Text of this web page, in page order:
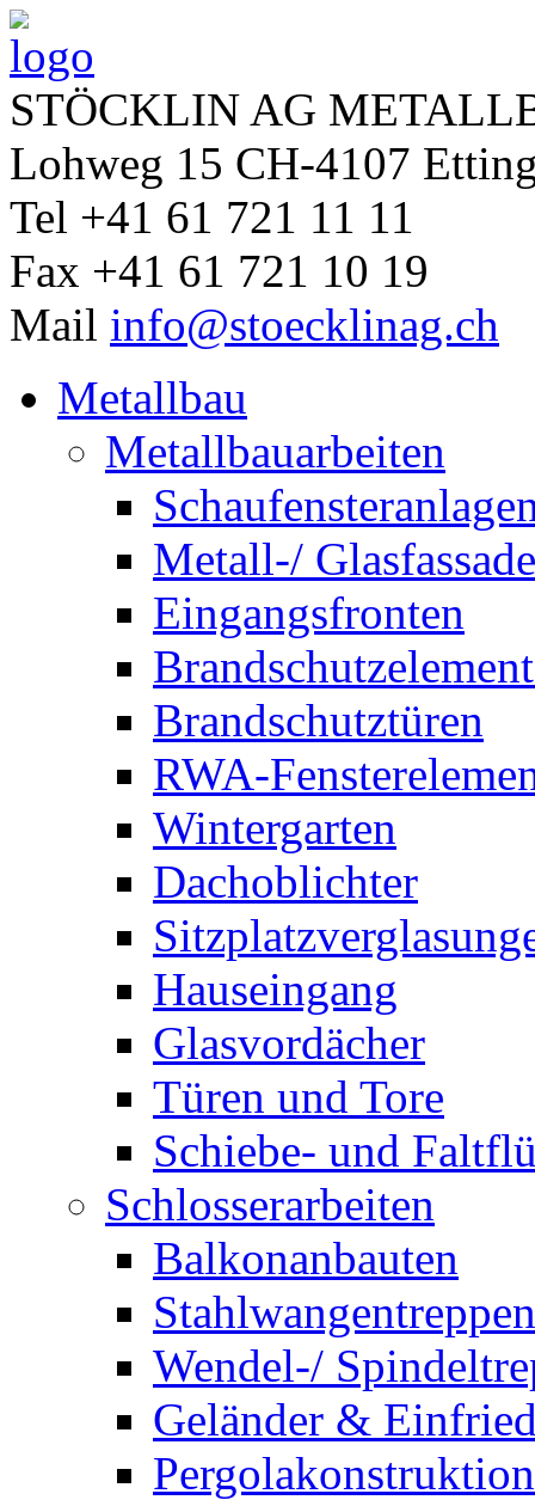
STÖCKLIN AG
Lohweg 15 CH-4107
Tel +41 61 721 11 11
Fax +41 61 721 10 19
Mail info@stoecklinag.ch
Metallbau
Metallbauarbeiten
Metall-/
Eingangsfronten
Brandschutztüren
RWA-
Wintergarten
Dachoblichter
Hauseingang
Glasvordächer
Türen und Tore
Schiebe- und
Schlosserarbeiten
Balkonanbauten
Stahlwangentreppen
Wendel-/
Geländer &